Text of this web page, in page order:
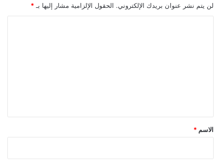
لن يتم نشر عنوان بريدك الإلكتروني. الحقول الإلزامية مشار إليها بـ *
*
الاسم *